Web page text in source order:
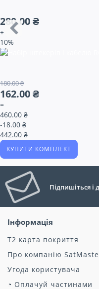
280.00 ₴
+
10%
180.00 ₴
162.00 ₴
=
460.00 ₴
-18.00 ₴
442.00 ₴
КУПИТИ КОМПЛЕКТ
Підпишіться і
Інформація
Т2 карта покриття
Про компанію
Угода користувача
◔ Оплачуй частинами